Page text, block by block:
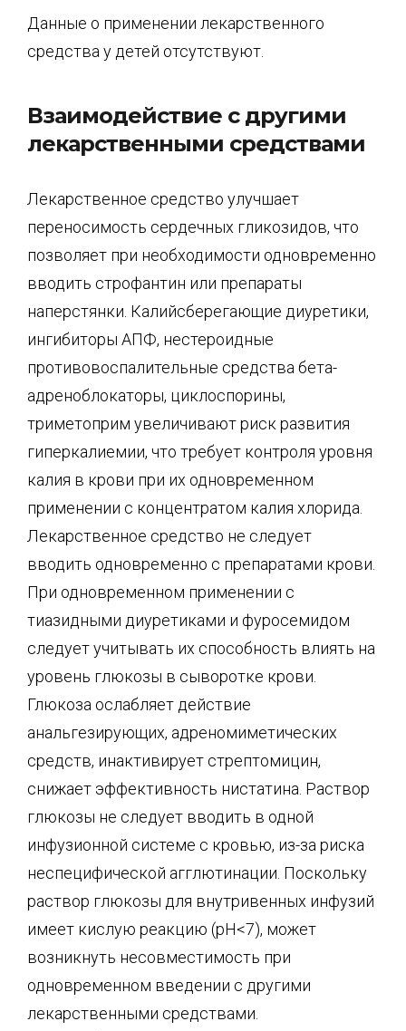
Данные о применении лекарственного
средства у детей отсутствуют.
Взаимодействие с другими
лекарственными средствами
Лекарственное средство улучшает
переносимость сердечных гликозидов, что
позволяет при необходимости одновременно
вводить строфантин или препараты
наперстянки. Калийсберегающие диуретики,
ингибиторы АПФ, нестероидные
противовоспалительные средства бета-
адреноблокаторы, циклоспорины,
триметоприм увеличивают риск развития
гиперкалиемии, что требует контроля уровня
калия в крови при их одновременном
применении с концентратом калия хлорида.
Лекарственное средство не следует
вводить одновременно с препаратами крови.
При одновременном применении с
тиазидными диуретиками и фуросемидом
следует учитывать их способность влиять на
уровень глюкозы в сыворотке крови.
Глюкоза ослабляет действие
анальгезирующих, адреномиметических
средств, инактивирует стрептомицин,
снижает эффективность нистатина. Раствор
глюкозы не следует вводить в одной
инфузионной системе с кровью, из-за риска
неспецифической агглютинации. Поскольку
раствор глюкозы для внутривенных инфузий
имеет кислую реакцию (рН<7), может
возникнуть несовместимость при
одновременном введении с другими
лекарственными средствами.